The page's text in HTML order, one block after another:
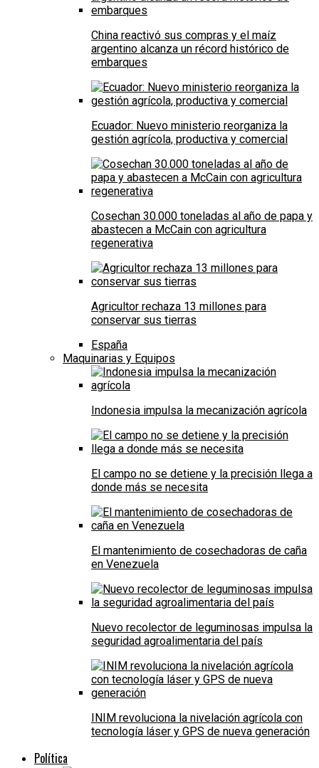
China reactivó sus compras y el maíz
argentino alcanza un récord histórico de
embarques
Ecuador: Nuevo ministerio reorganiza la
gestión agrícola, productiva y comercial
Cosechan 30.000 toneladas al año de papa y
abastecen a McCain con agricultura
regenerativa
Agricultor rechaza 13 millones para
conservar sus tierras
España
Maquinarias y Equipos
Indonesia impulsa la mecanización agrícola
El campo no se detiene y la precisión llega a
donde más se necesita
El mantenimiento de cosechadoras de caña
en Venezuela
Nuevo recolector de leguminosas impulsa la
seguridad agroalimentaria del país
INIM revoluciona la nivelación agrícola con
tecnología láser y GPS de nueva generación
Política